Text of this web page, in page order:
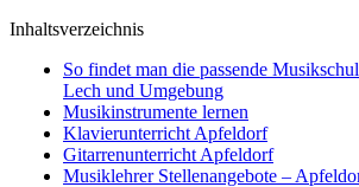
Inhaltsverzeichnis
So findet man die passende
Lech und Umgebung
Musikinstrumente lernen
Klavierunterricht Apfeldorf
Gitarrenunterricht Apfeldorf
Musiklehrer Stellenangebote –